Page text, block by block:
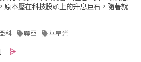
原本壓在科技股頭上的升息巨石，隨著就
科 聯亞 華星光